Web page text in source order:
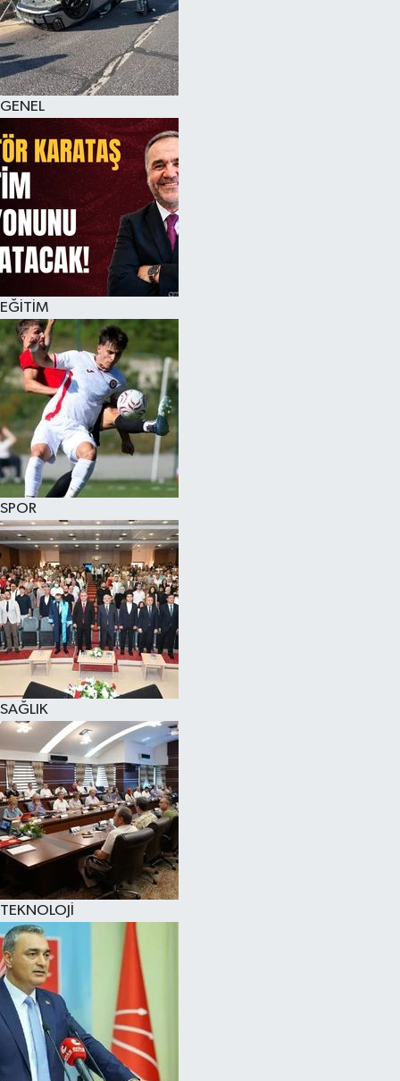
GENEL
EĞİTİM
SPOR
SAĞLIK
TEKNOLOJİ
KÜLTÜR SANAT
MAGAZİN
SAĞLIK
SİYASET
SPOR
TEKNOLOJİ
VİZYONDAKİLER
YAŞAM